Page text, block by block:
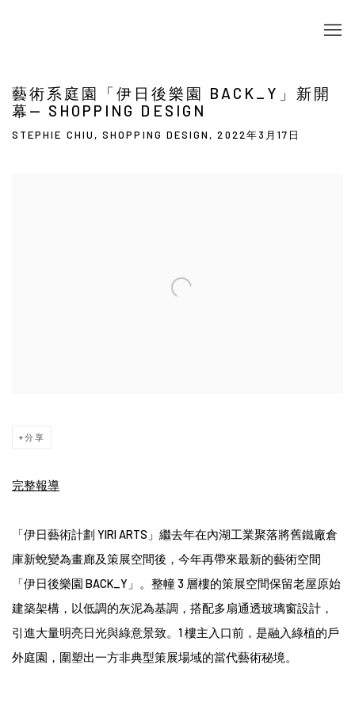
藝術系庭園「伊⽇後樂園 BACK_Y」新開
幕— SHOPPING DESIGN
STEPHIE CHIU, SHOPPING DESIGN, 2022年3月17日
分享
完整報導
「伊日藝術計劃 YIRI ARTS」繼去年在內湖工業聚落將舊鐵廠倉
庫新蛻變為畫廊及策展空間後，今年再帶來最新的藝術空間
「伊日後樂園 BACK_Y」。整幢 3 層樓的策展空間保留老屋原始
建築架構，以低調的灰泥為基調，搭配多扇通透玻璃窗設計，
引進大量明亮日光與綠意景致。1 樓主入口前，是融入綠植的戶
外庭園，圍塑出一方非典型策展場域的當代藝術秘境。